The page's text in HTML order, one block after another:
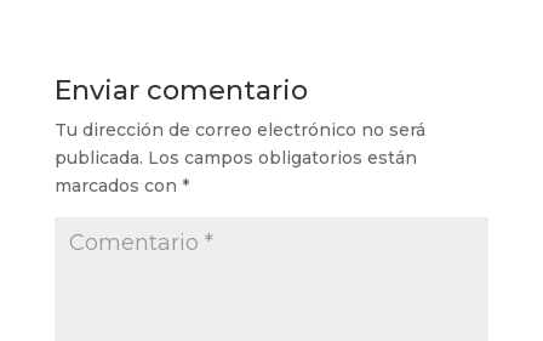
Enviar comentario
Tu dirección de correo electrónico no será
publicada. Los campos obligatorios están
marcados con *